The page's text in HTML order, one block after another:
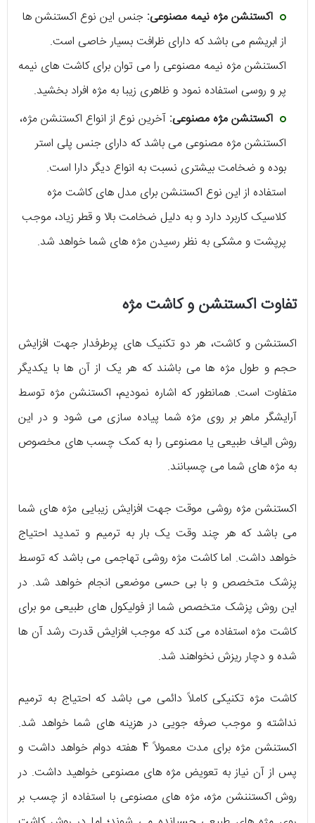
اکستنشن مژه نیمه مصنوعی: جنس این نوع اکستنشن‌ ها
از ابریشم می‌ باشد که دارای ظرافت بسیار خاصی است.
اکستنشن مژه نیمه مصنوعی را می‌ توان برای کاشت‌ های نیمه
پر و روسی استفاده نمود و ظاهری زیبا به مژه افراد بخشید.
اکستنشن مژه مصنوعی: آخرین نوع از انواع اکستنشن مژه،
اکستنشن مژه مصنوعی می‌ باشد که دارای جنس پلی استر
بوده و ضخامت بیشتری نسبت به انواع دیگر دارا است.
استفاده از این نوع اکستنشن برای مدل‌ های کاشت مژه
کلاسیک کاربرد دارد و به دلیل ضخامت بالا و قطر زیاد، موجب
پرپشت و مشکی به نظر رسیدن مژه‌ های شما خواهد شد.
تفاوت اکستنشن و کاشت مژه
اکستنشن و کاشت، هر دو تکنیک‌ های پرطرفدار جهت افزایش
حجم و طول مژه‌ ها می‌ باشند که هر یک از آن ها با یکدیگر
متفاوت است. همانطور که اشاره نمودیم، اکستنشن مژه توسط
آرایشگر ماهر بر روی مژه شما پیاده سازی می‌ شود و در این
روش الیاف طبیعی یا مصنوعی را به کمک چسب‌ های مخصوص
به مژه‌ های شما می‌ چسبانند.
اکستنشن مژه روشی موقت جهت افزایش زیبایی مژه‌ های شما
می‌ باشد که هر چند وقت یک بار به ترمیم و تمدید احتیاج
خواهد داشت. اما کاشت مژه روشی تهاجمی می‌ باشد که توسط
پزشک متخصص و با بی‌ حسی موضعی انجام خواهد شد. در
این روش پزشک متخصص شما از فولیکول‌ های طبیعی مو برای
کاشت مژه استفاده می‌ کند که موجب افزایش قدرت رشد آن ها
شده و دچار ریزش نخواهند شد.
کاشت مژه تکنیکی کاملاً دائمی می‌ باشد که احتیاج به ترمیم
نداشته و موجب صرفه‌ جویی در هزینه‌ های شما خواهد شد.
اکستنشن مژه برای مدت معمولاً 4 هفته دوام خواهد داشت و
پس از آن نیاز به تعویض مژه‌ های مصنوعی خواهید داشت. در
روش اکستننشن مژه، مژه‌ های مصنوعی با استفاده از چسب بر